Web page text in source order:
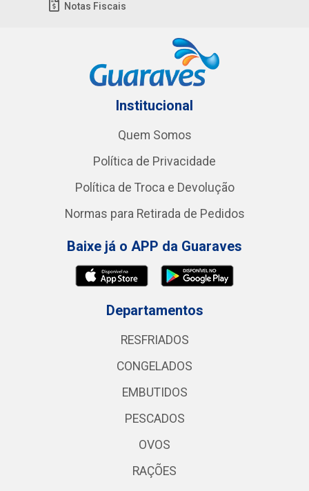
Notas Fiscais
Institucional
Quem Somos
Política de Privacidade
Política de Troca e Devolução
Normas para Retirada de Pedidos
Baixe já o APP da Guaraves
Departamentos
RESFRIADOS
CONGELADOS
EMBUTIDOS
PESCADOS
OVOS
RAÇÕES